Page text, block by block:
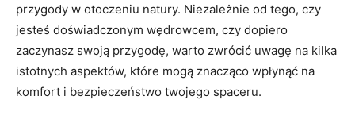
przygody w otoczeniu natury. Niezależnie od tego, czy
jesteś doświadczonym wędrowcem, czy dopiero
zaczynasz swoją przygodę, warto zwrócić uwagę na kilka
istotnych aspektów, które mogą znacząco wpłynąć na
komfort i bezpieczeństwo twojego spaceru.